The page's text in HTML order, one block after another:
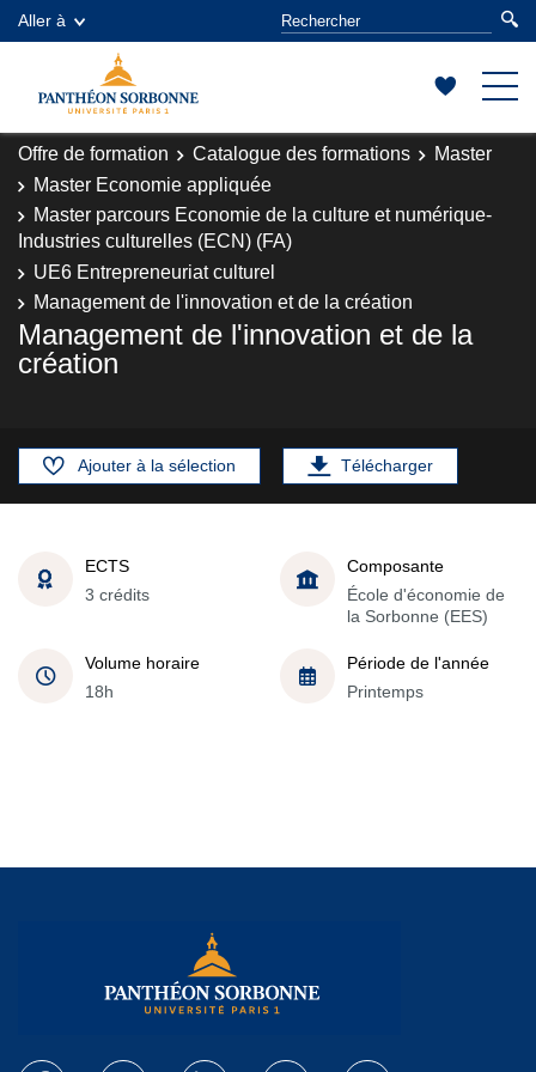
Aller à
Offre de formation Catalogue des formations
Master
Master Economie appliquée
Master parcours Economie de la culture et numérique-
Industries culturelles (ECN) (FA)
UE6 Entrepreneuriat culturel
Management de l'innovation et de la création
Management de l'innovation et de la
création
Ajouter à la sélection Télécharger
ECTS
3 crédits
Composante
École d'économie de
la Sorbonne (EES)
Volume horaire
18h
Période de l'année
Printemps